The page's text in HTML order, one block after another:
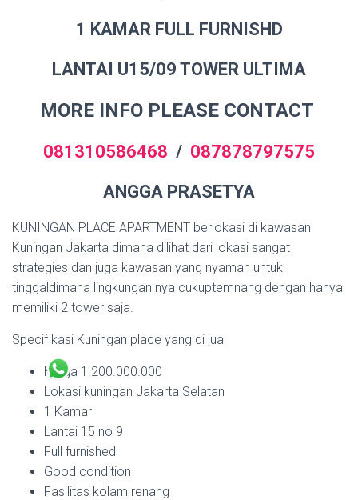
1 KAMAR FULL FURNISHD
LANTAI U15/09 TOWER ULTIMA
MORE INFO PLEASE CONTACT
081310586468 / 087878797575
ANGGA PRASETYA
KUNINGAN PLACE APARTMENT berlokasi di kawasan
Kuningan Jakarta dimana dilihat dari lokasi sangat
strategies dan juga kawasan yang nyaman untuk
tinggaldimana lingkungan nya cukuptemnang dengan hanya
memiliki 2 tower saja.
Specifikasi Kuningan place yang di jual
Harga 1.200.000.000
Lokasi kuningan Jakarta Selatan
1 Kamar
Lantai 15 no 9
Full furnished
Good condition
Fasilitas kolam renang